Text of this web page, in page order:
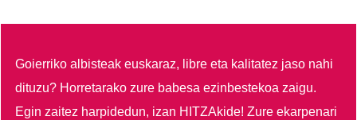
Goierriko albisteak euskaraz, libre eta kalitatez jaso nahi
dituzu? Horretarako zure babesa ezinbestekoa zaigu.
Egin zaitez harpidedun, izan HITZAkide!Zure ekarpenari